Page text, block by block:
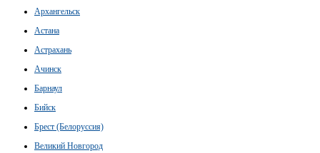
Архангельск
Астана
Астрахань
Ачинск
Барнаул
Бийск
Брест (Белоруссия)
Великий Новгород